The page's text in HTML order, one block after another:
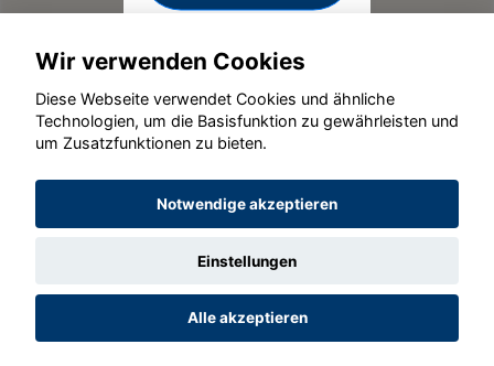
© konjunkturmotor.de GmbH 2020 - 2026
Wir verwenden Cookies
Diese Webseite verwendet Cookies und ähnliche
Technologien, um die Basisfunktion zu gewährleisten und
um Zusatzfunktionen zu bieten.
Notwendige akzeptieren
Einstellungen
Alle akzeptieren